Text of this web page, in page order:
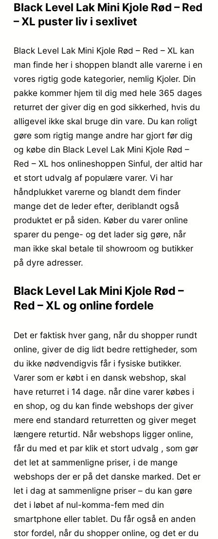
Black Level Lak Mini Kjole Rød – Red
– XL puster liv i sexlivet
Black Level Lak Mini Kjole Rød – Red – XL kan
man finde her i shoppen blandt alle varerne i en
vores rigtig gode kategorier, nemlig Kjoler. Din
pakke kommer hjem til dig med hele 365 dages
returret der giver dig en god sikkerhed, hvis du
alligevel ikke skal bruge din vare. Du kan roligt
gøre som rigtig mange andre har gjort før dig
og købe din Black Level Lak Mini Kjole Rød –
Red – XL hos onlineshoppen Sinful, der altid har
et stort udvalg af populære varer. Vi har
håndplukket varerne og blandt dem finder
mange det de leder efter, deriblandt også
produktet er på siden. Køber du varer online
sparer du penge- og det lader sig gøre, når
man ikke skal betale til showroom og butikker
på dyre adresser.
Black Level Lak Mini Kjole Rød –
Red – XL og online fordele
Det er faktisk hver gang, når du shopper rundt
online, giver de dig lidt bedre rettigheder, som
du ikke nødvendigvis får i fysiske butikker.
Varer som er købt i en dansk webshop, skal
have returret i 14 dage. når dine varer købes i
en shop, og du kan finde webshops der giver
mere end standard returretten og giver meget
længere returtid. Når webshops ligger online,
får du med et par klik et stort udvalg , som gør
det let at sammenligne priser, i de mange
webshops der er på det danske marked. Det er
let i dag at sammenligne priser – du kan gøre
det i løbet af nul-komma-fem med din
smartphone eller tablet. Du får også en anden
stor fordel, når du shopper online, og det er du